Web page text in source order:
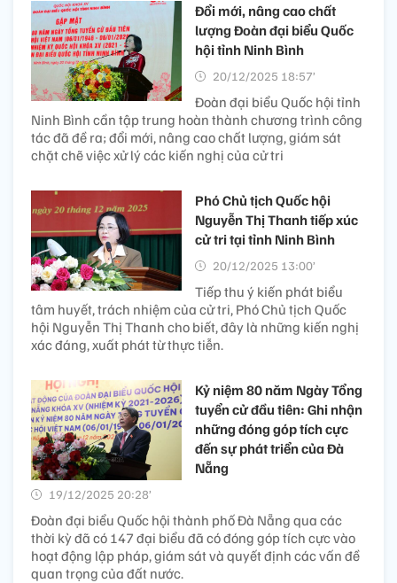
Đổi mới, nâng cao chất
lượng Đoàn đại biểu Quốc
hội tỉnh Ninh Bình
20/12/2025 18:57’
Đoàn đại biểu Quốc hội tỉnh
Ninh Bình cần tập trung hoàn thành chương trình công
tác đã đề ra; đổi mới, nâng cao chất lượng, giám sát
chặt chẽ việc xử lý các kiến nghị của cử tri
Phó Chủ tịch Quốc hội
Nguyễn Thị Thanh tiếp xúc
cử tri tại tỉnh Ninh Bình
20/12/2025 13:00’
Tiếp thu ý kiến phát biểu
tâm huyết, trách nhiệm của cử tri, Phó Chủ tịch Quốc
hội Nguyễn Thị Thanh cho biết, đây là những kiến nghị
xác đáng, xuất phát từ thực tiễn.
Kỷ niệm 80 năm Ngày Tổng
tuyển cử đầu tiên: Ghi nhận
những đóng góp tích cực
đến sự phát triển của Đà
Nẵng
19/12/2025 20:28’
Đoàn đại biểu Quốc hội thành phố Đà Nẵng qua các
thời kỳ đã có 147 đại biểu đã có đóng góp tích cực vào
hoạt động lập pháp, giám sát và quyết định các vấn đề
quan trọng của đất nước.